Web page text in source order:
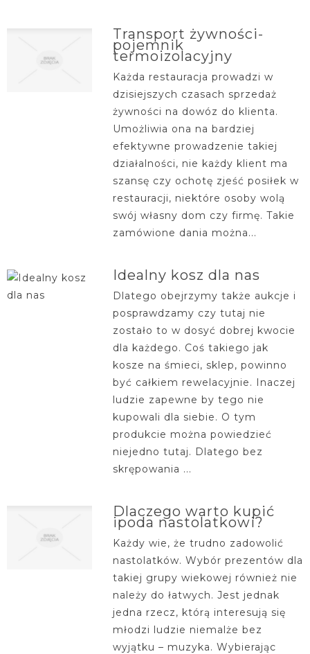
Transport żywności-
pojemnik
termoizolacyjny
Każda restauracja prowadzi w
dzisiejszych czasach sprzedaż
żywności na dowóz do klienta.
Umożliwia ona na bardziej
efektywne prowadzenie takiej
działalności, nie każdy klient ma
szansę czy ochotę zjeść posiłek w
restauracji, niektóre osoby wolą
swój własny dom czy firmę. Takie
zamówione dania można...
Idealny kosz dla nas
Dlatego obejrzymy także aukcje i
posprawdzamy czy tutaj nie
zostało to w dosyć dobrej kwocie
dla każdego. Coś takiego jak
kosze na śmieci, sklep, powinno
być całkiem rewelacyjnie. Inaczej
ludzie zapewne by tego nie
kupowali dla siebie. O tym
produkcie można powiedzieć
niejedno tutaj. Dlatego bez
skrępowania ...
Dlaczego warto kupić
ipoda nastolatkowi?
Każdy wie, że trudno zadowolić
nastolatków. Wybór prezentów dla
takiej grupy wiekowej również nie
należy do łatwych. Jest jednak
jedna rzecz, którą interesują się
młodzi ludzie niemalże bez
wyjątku – muzyka. Wybierając